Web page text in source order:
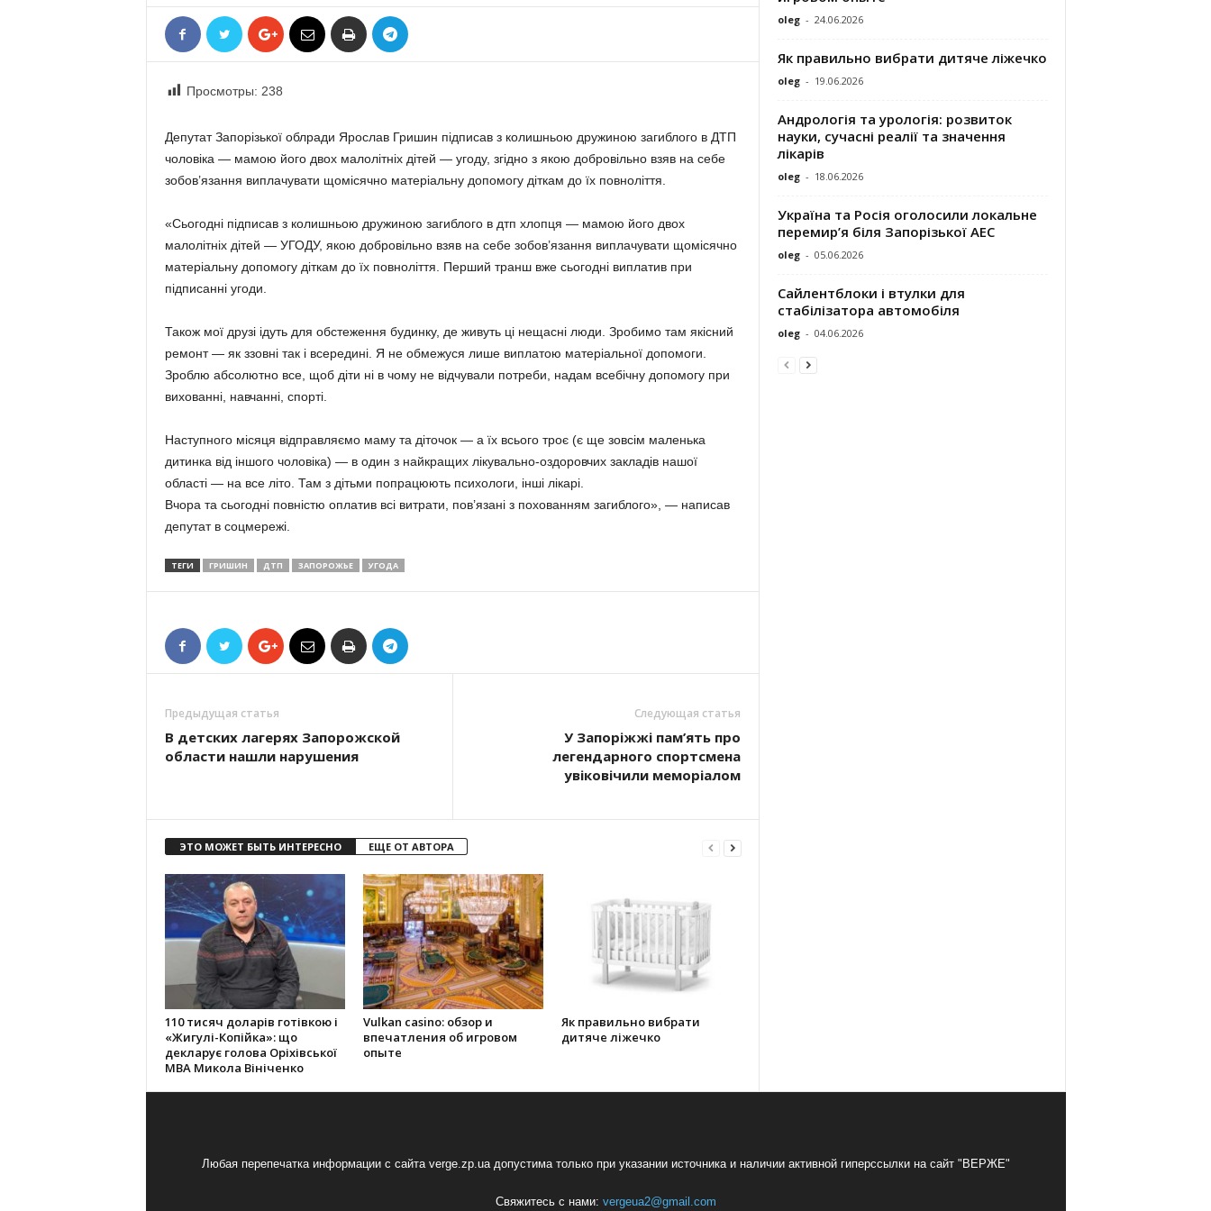
Просмотры: 238
Депутат Запорізької облради Ярослав Гришин підписав з колишньою дружиною загиблого в ДТП
чоловіка — мамою його двох малолітніх дітей — угоду, згідно з якою добровільно взяв на себе
зобов’язання виплачувати щомісячно матеріальну допомогу діткам до їх повноліття.
«Сьогодні підписав з колишньою дружиною загиблого в дтп хлопця — мамою його двох
малолітніх дітей — УГОДУ, якою добровільно взяв на себе зобов’язання виплачувати щомісячно
матеріальну допомогу діткам до їх повноліття. Перший транш вже сьогодні виплатив при
підписанні угоди.
Також мої друзі ідуть для обстеження будинку, де живуть ці нещасні люди. Зробимо там якісний
ремонт — як ззовні так і всередині. Я не обмежуся лише виплатою матеріальної допомоги.
Зроблю абсолютно все, щоб діти ні в чому не відчували потреби, надам всебічну допомогу при
вихованні, навчанні, спорті.
Наступного місяця відправляємо маму та діточок — а їх всього троє (є ще зовсім маленька
дитинка від іншого чоловіка) — в один з найкращих лікувально-оздоровчих закладів нашої
області — на все літо. Там з дітьми попрацюють психологи, інші лікарі.
Вчора та сьогодні повністю оплатив всі витрати, пов’язані з похованням загиблого», — написав
депутат в соцмережі.
ТЕГИ ГРИШИН ДТП ЗАПОРОЖЬЕ УГОДА
Предыдущая статья
В детских лагерях Запорожской
области нашли нарушения
Следующая статья
У Запоріжжі пам’ять про
легендарного спортсмена
увіковічили меморіалом
ЭТО МОЖЕТ БЫТЬ ИНТЕРЕСНО ЕЩЕ ОТ АВТОРА
110 тисяч доларів готівкою і
«Жигулі-Копійка»: що
декларує голова Оріхівської
МВА Микола Вініченко
Vulkan casino: обзор и
впечатления об игровом
опыте
Як правильно вибрати
дитяче ліжечко
oleg - 24.06.2026
Як правильно вибрати дитяче ліжечко
oleg - 19.06.2026
Андрологія та урологія: розвиток
науки, сучасні реалії та значення
лікарів
oleg - 18.06.2026
Україна та Росія оголосили локальне
перемир’я біля Запорізької АЕС
oleg - 05.06.2026
Сайлентблоки і втулки для
стабілізатора автомобіля
oleg - 04.06.2026
Любая перепечатка информации с сайта verge.zp.ua допустима только при указании источника и наличии активной гиперссылки на сайт "ВЕРЖЕ"
Свяжитесь с нами: vergeua2@gmail.com